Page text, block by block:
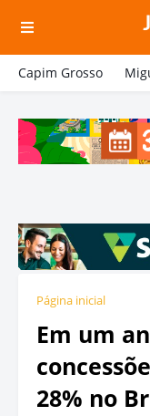
Capim Grosso
Página inicial
Em um
28% no